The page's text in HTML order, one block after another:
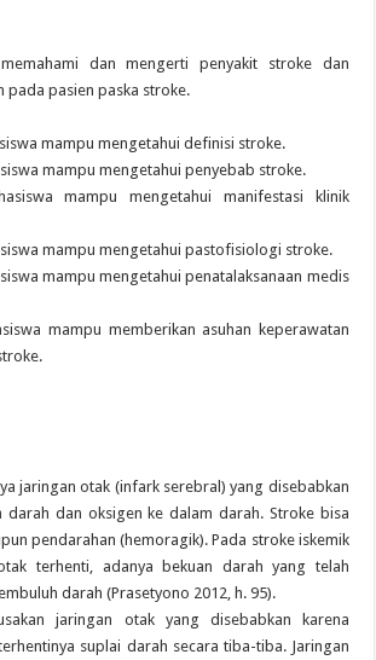
dan mengerti penyakit stroke dan
pada pasien paska stroke.
mampu mengetahui definisi stroke.
mampu mengetahui penyebab stroke.
mampu mengetahui manifestasi klinik
mampu mengetahui pastofisiologi stroke.
mampu mengetahui penatalaksanaan medis
mampu memberikan asuhan keperawatan
jaringan otak (infark serebral) yang disebabkan
darah dan oksigen ke dalam darah. Stroke bisa
pendarahan (hemoragik). Pada stroke iskemik
terhenti, adanya bekuan darah yang telah
darah (Prasetyono 2012, h. 95).
jaringan otak yang disebabkan karena
suplai darah secara tiba-tiba. Jaringan